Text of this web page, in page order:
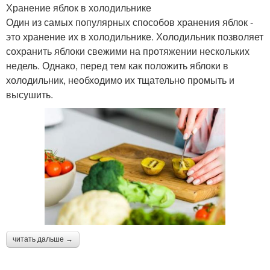
Хранение яблок в холодильнике
Один из самых популярных способов хранения яблок -
это хранение их в холодильнике. Холодильник позволяет
сохранить яблоки свежими на протяжении нескольких
недель. Однако, перед тем как положить яблоки в
холодильник, необходимо их тщательно промыть и
высушить.
читать дальше →